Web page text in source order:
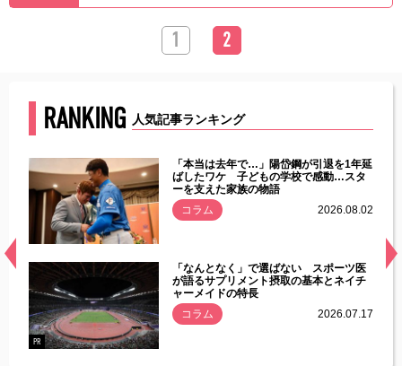
1 2
RANKING 人気記事ランキング
常
「本当は去年で…」陽岱鋼が引退を1年延
ばしたワケ 子どもの学校で感動…スタ
ーを支えた家族の物語
コラム
2026.08.02
PR
「なんとなく」で選ばない スポーツ医
が語るサプリメント摂取の基本とネイチ
ャーメイドの特長
コラム
2026.07.17